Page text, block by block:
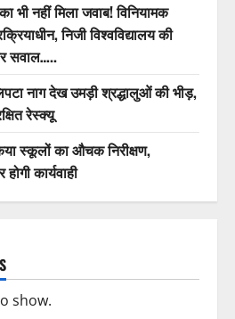
भी नहीं मिला जवाब! विनियामक
निजी विश्वविद्यालय की
सवाल…..
नाग देख उमड़ी श्रद्धालुओं की भीड़,
रेस्क्यू
स्कूलों का औचक निरीक्षण,
कार्यवाही
show.